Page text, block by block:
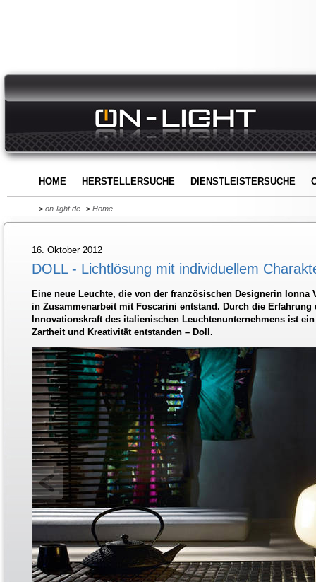
HOME HERSTELLERSUCHE DIENSTLEISTERSUCHE
> on-light.de > Home
16. Oktober 2012
DOLL - Lichtlösung mit individuellem
Eine neue Leuchte, die von der französischen Designerin Ionna
in Zusammenarbeit mit Foscarini entstand. Durch die
Innovationskraft des italienischen Leuchtenunternehmens ist
Zartheit und Kreativität entstanden – Doll.